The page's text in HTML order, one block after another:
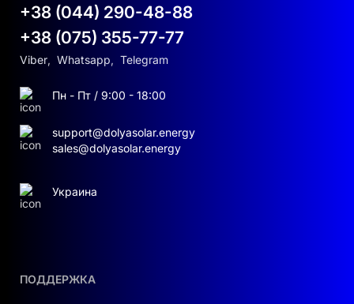
ПОДДЕРЖКА
+38 (044) 290-48-88
+38 (075) 355-77-77
Viber, Whatsapp, Telegram
Пн - Пт / 9:00 - 18:00
support@dolyasolar.energy
sales@dolyasolar.energy
Украина